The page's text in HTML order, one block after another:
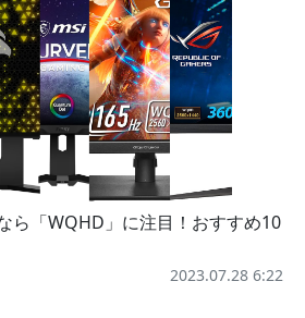
ら「WQHD」に注目！おすすめ10
2023.07.28 6:22